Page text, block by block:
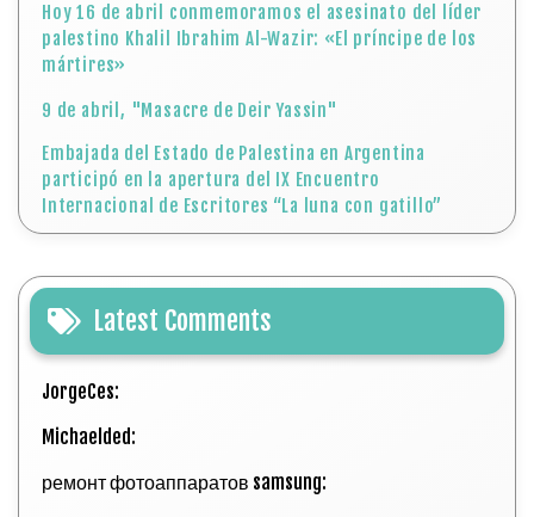
Hoy 16 de abril conmemoramos el asesinato del líder
palestino Khalil Ibrahim Al-Wazir: «El príncipe de los
mártires»
9 de abril, "Masacre de Deir Yassin"
Embajada del Estado de Palestina en Argentina
participó en la apertura del IX Encuentro
Internacional de Escritores “La luna con gatillo”
Latest Comments
JorgeCes:
Michaelded:
ремонт фотоаппаратов samsung: